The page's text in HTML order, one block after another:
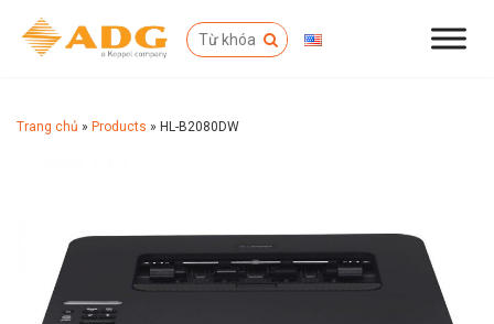
Trang chủ » Products » HL-B2080DW